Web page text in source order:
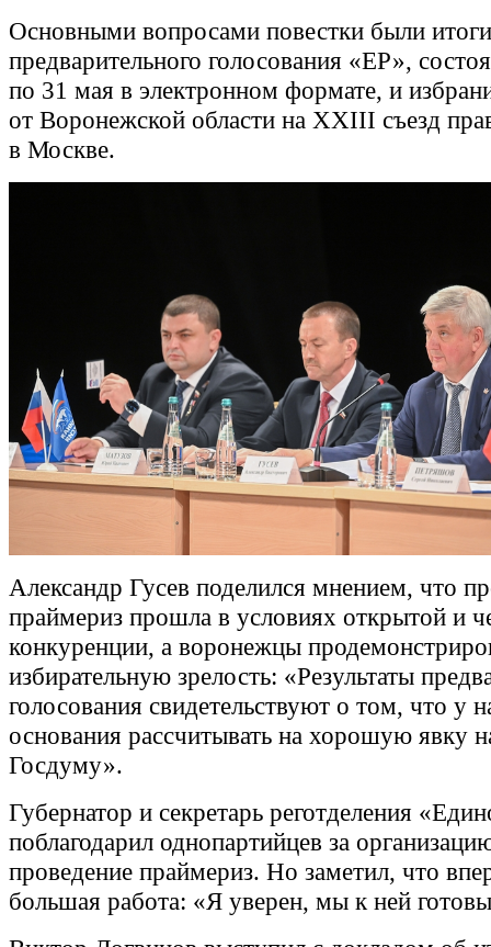
Основными вопросами повестки были итоги
предварительного голосования «ЕР»,
по 31 мая в электронном формате, и
от Воронежской области на XXIII съезд
в Москве.
Александр Гусев поделился мнением, что
праймериз прошла в условиях открытой и
конкуренции, а воронежцы
избирательную зрелость: «Результаты
голосования свидетельствуют о том, что у
основания рассчитывать на хорошую явку
Госдуму».
Губернатор и секретарь реготделения
поблагодарил однопартийцев за
проведение праймериз. Но заметил, что
большая работа: «Я уверен, мы к ней